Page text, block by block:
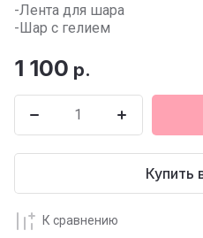
-Лента для шара
-Шар с гелием
1 100 р.
Купить
К сравнению